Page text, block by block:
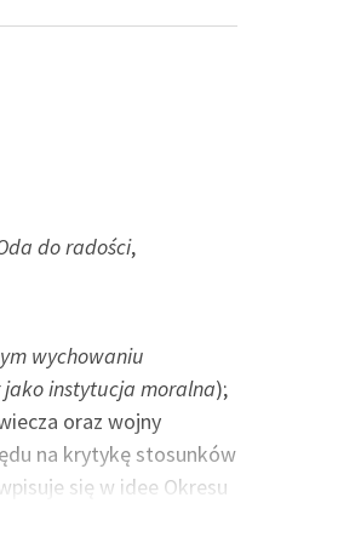
do radości,
wychowaniu
jako instytucja moralna);
oraz wojny
na krytykę stosunków
się w idee Okresu